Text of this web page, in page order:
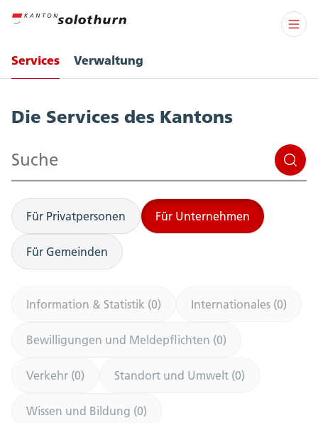
Services Verwaltung
Die Services des Kantons
Suchen
Für Privatpersonen Für Unternehmen
Für Gemeinden
Information & Statistik (0) Internationales (0)
Bewilligungen und Meldepflichten (0)
Verkehr (0) Standort und Umwelt (0)
Wissen und Bildung (0)